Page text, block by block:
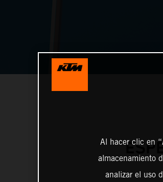
Al hacer clic en
almacenamiento
analizar el uso